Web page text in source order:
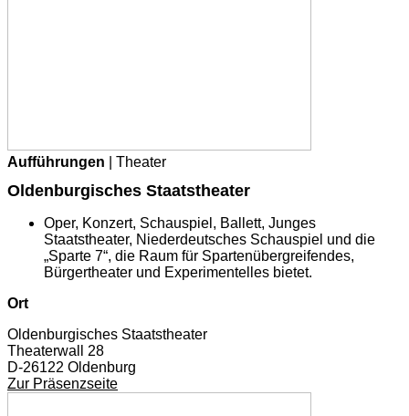
Aufführungen | Theater
Oldenburgisches Staatstheater
Oper, Konzert, Schauspiel, Ballett, Junges
Staatstheater, Niederdeutsches Schauspiel und die
„Sparte 7“, die Raum für Spartenübergreifendes,
Bürgertheater und Experimentelles bietet.
Ort
Oldenburgisches Staatstheater
Theaterwall 28
D-26122 Oldenburg
Zur Präsenzseite